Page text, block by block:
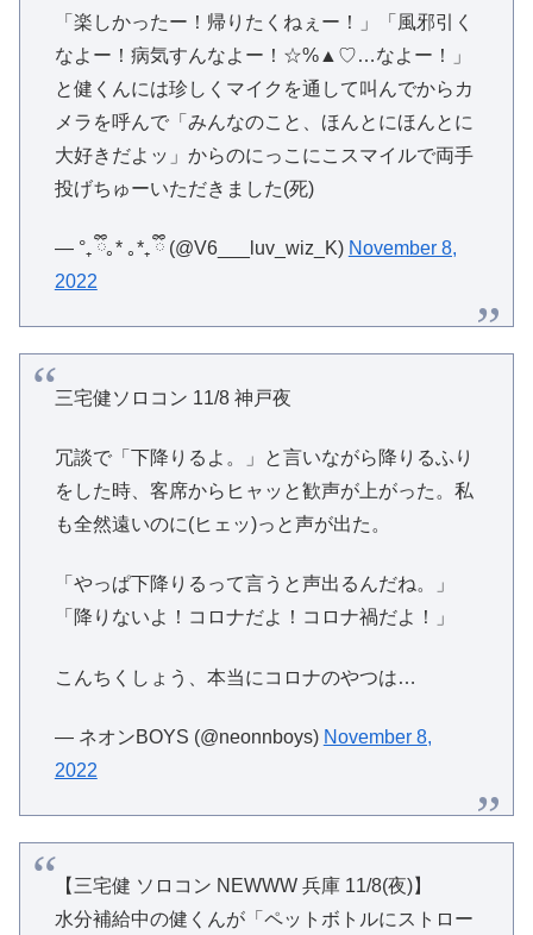
「楽しかったー！帰りたくねぇー！」「風邪引く
なよー！病気すんなよー！☆%▲♡…なよー！」
と健くんには珍しくマイクを通して叫んでからカ
メラを呼んで「みんなのこと、ほんとにほんとに
大好きだよッ」からのにっこにこスマイルで両手
投げちゅーいただきました(死)
— °₊ ྀི｡* ｡*₊ ྀི (@V6___luv_wiz_K) November 8,
2022
三宅健ソロコン 11/8 神戸夜
冗談で「下降りるよ。」と言いながら降りるふり
をした時、客席からヒャッと歓声が上がった。私
も全然遠いのに(ヒェッ)っと声が出た。
「やっぱ下降りるって言うと声出るんだね。」
「降りないよ！コロナだよ！コロナ禍だよ！」
こんちくしょう、本当にコロナのやつは…
— ネオンBOYS (@neonnboys) November 8,
2022
【三宅健 ソロコン NEWWW 兵庫 11/8(夜)】
水分補給中の健くんが「ペットボトルにストロー